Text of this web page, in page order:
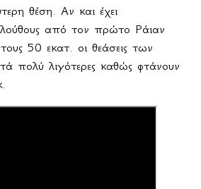
θέση. Αν και έχει
από τον πρώτο Ράιαν
50 εκατ. οι θεάσεις των
πολύ λιγότερες καθώς φτάνουν